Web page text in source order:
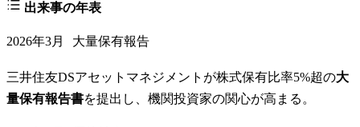
出来事の年表
2026年3月 大量保有報告
三井住友DSアセットマネジメントが株式保有比率5%超の大
量保有報告書を提出し、機関投資家の関心が高まる。